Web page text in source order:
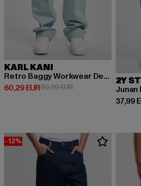
KARL KANI
Retro Baggy Workwear Denim Loose Fit
60,29 EUR
Derzeitiger Preis: 60,29 EUR
89,99 EURAktionspreis: 89,99
2Y
Junan
37,99
-12%